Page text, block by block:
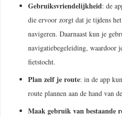
Gebruiksvriendelijkheid: de
die ervoor zorgt dat je tijdens
navigeren. Daarnaast kun je
navigatiebegeleiding, waardoor
fietstocht.
Plan zelf je route: in de app
route plannen aan de hand van
Maak gebruik van bestaande